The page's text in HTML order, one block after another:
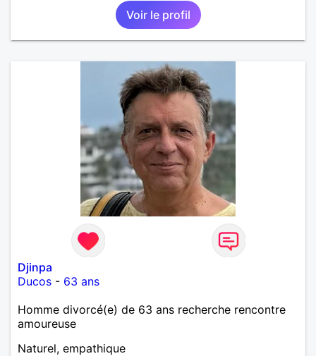
Voir le profil
Djinpa
Ducos - 63 ans
Homme divorcé(e) de 63 ans recherche rencontre
amoureuse
Naturel, empathique